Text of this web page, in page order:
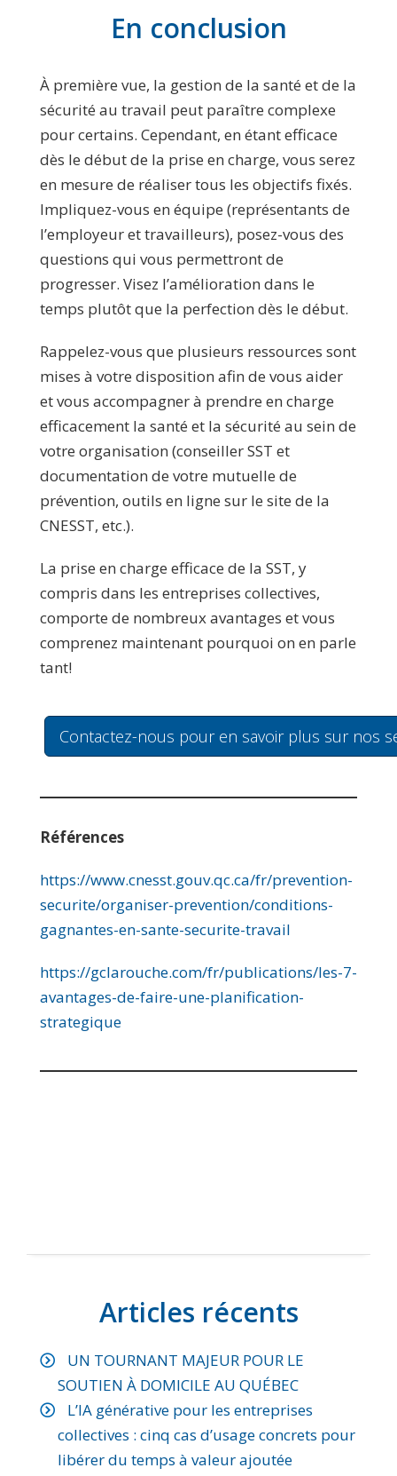
En conclusion
À première vue, la gestion de la santé et de la
sécurité au travail peut paraître complexe
pour certains. Cependant, en étant efficace
dès le début de la prise en charge, vous serez
en mesure de réaliser tous les objectifs fixés.
Impliquez-vous en équipe (représentants de
l’employeur et travailleurs), posez-vous des
questions qui vous permettront de
progresser. Visez l’amélioration dans le
temps plutôt que la perfection dès le début.
Rappelez-vous que plusieurs ressources sont
mises à votre disposition afin de vous aider
et vous accompagner à prendre en charge
efficacement la santé et la sécurité au sein de
votre organisation (conseiller SST et
documentation de votre mutuelle de
prévention, outils en ligne sur le site de la
CNESST, etc.).
La prise en charge efficace de la SST, y
compris dans les entreprises collectives,
comporte de nombreux avantages et vous
comprenez maintenant pourquoi on en parle
tant!
Contactez-nous pour en savoir plus sur nos
Références
https://www.cnesst.gouv.qc.ca/fr/prevention-
securite/organiser-prevention/conditions-
gagnantes-en-sante-securite-travail
https://gclarouche.com/fr/publications/les-7-
avantages-de-faire-une-planification-
strategique
Articles récents
UN TOURNANT MAJEUR POUR LE
SOUTIEN À DOMICILE AU QUÉBEC
L’IA générative pour les entreprises
collectives : cinq cas d’usage concrets pour
libérer du temps à valeur ajoutée